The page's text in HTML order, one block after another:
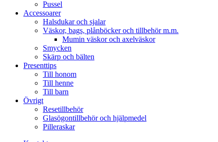
Pussel
Accessoarer
Halsdukar och sjalar
Väskor, bags, plånböcker och tillbehör m.m.
Mumin väskor och axelväskor
Smycken
Skärp och bälten
Presenttips
Till honom
Till henne
Till barn
Övrigt
Resetillbehör
Glasögontillbehör och hjälpmedel
Pilleraskar